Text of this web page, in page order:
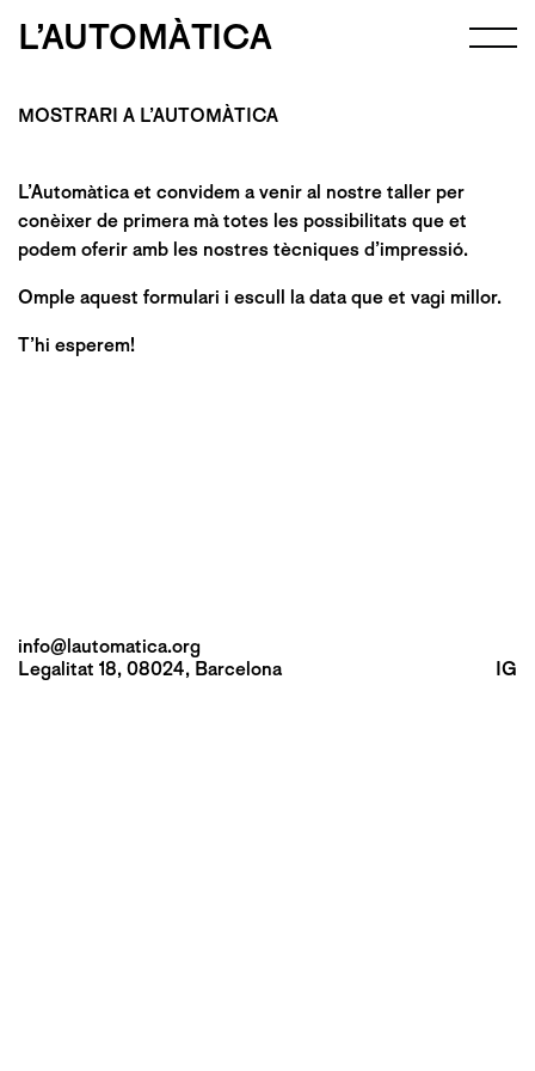
L’AUTOMÀTICA
MOSTRARI A L’AUTOMÀTICA
L’Automàtica et convidem a venir al nostre taller per
conèixer de primera mà totes les possibilitats que et
podem oferir amb les nostres tècniques d’impressió.
Omple aquest formulari i escull la data que et vagi millor.
T’hi esperem!
info@lautomatica.org
Legalitat 18, 08024, Barcelona
IG